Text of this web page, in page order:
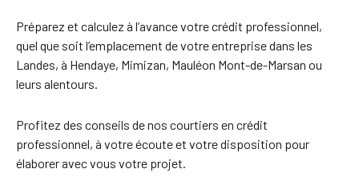
Préparez et calculez à l’avance votre crédit professionnel,
quel que soit l’emplacement de votre entreprise dans les
Landes, à Hendaye, Mimizan, Mauléon Mont-de-Marsan ou
leurs alentours.
Profitez des conseils de nos courtiers en crédit
professionnel, à votre écoute et votre disposition pour
élaborer avec vous votre projet.